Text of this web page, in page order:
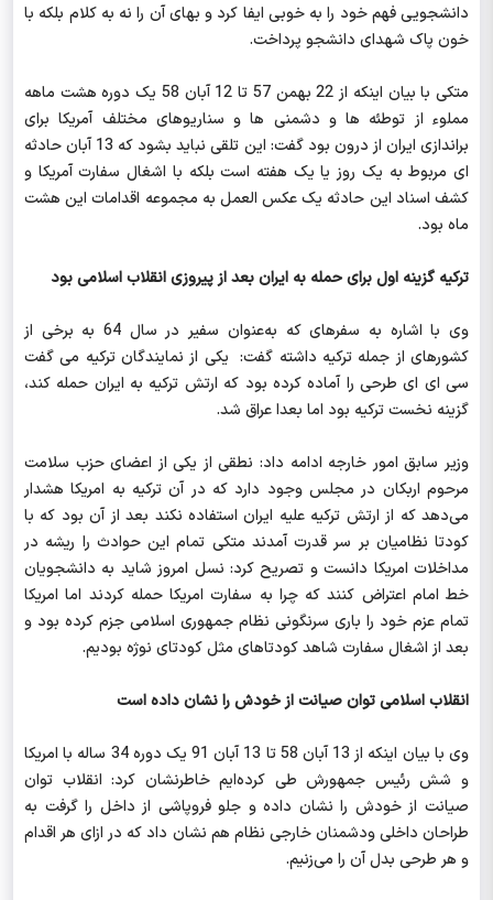
دانشجویی فهم خود را به خوبی ایفا کرد و بهای آن را نه به کلام بلکه با
خون پاک شهدای دانشجو پرداخت.
متکی با بیان اینکه از 22 بهمن 57 تا 12 آبان 58 یک دوره هشت ماهه
مملوء از توطئه ها و دشمنی ها و سناریوهای مختلف آمریکا برای
براندازی ایران از درون بود گفت: این تلقی نباید بشود که 13 آبان حادثه
ای مربوط به یک روز یا یک هفته است بلکه با اشغال سفارت آمریکا و
کشف اسناد این حادثه یک عکس العمل به مجموعه اقدامات این هشت
ماه بود.
ترکیه گزینه اول برای حمله به ایران بعد از پیروزی انقلاب اسلامی بود
وی با اشاره به سفرهای که به‌عنوان سفیر در سال 64 به برخی از
کشورهای از جمله ترکیه داشته گفت: یکی از نمایندگان ترکیه می گفت
سی ای ای طرحی را آماده کرده بود که ارتش ترکیه به ایران حمله کند،
گزینه نخست ترکیه بود اما بعدا عراق شد.
وزیر سابق امور خارجه ادامه داد: نطقی از یکی از اعضای حزب سلامت
مرحوم اربکان در مجلس وجود دارد که در آن ترکیه به امریکا هشدار
می‌دهد که از ارتش ترکیه علیه ایران استفاده نکند بعد از آن بود که با
کودتا نظامیان بر سر قدرت آمدند متکی تمام این حوادث را ریشه در
مداخلات امریکا دانست و تصریح کرد: نسل امروز شاید به دانشجویان
خط امام اعتراض کنند که چرا به سفارت امریکا حمله کردند اما امریکا
تمام عزم خود را باری سرنگونی نظام جمهوری اسلامی جزم کرده بود و
بعد از اشغال سفارت شاهد کودتاهای مثل کودتای نوژه بودیم.
انقلاب اسلامی توان صیانت از خودش را نشان داده است
وی با بیان اینکه از 13 آبان 58 تا 13 آبان 91 یک دوره 34 ساله با امریکا
و شش رئیس جمهورش طی کرده‌ایم خاطرنشان کرد: انقلاب توان
صیانت از خودش را نشان داده و جلو فروپاشی از داخل را گرفت به
طراحان داخلی ودشمنان خارجی نظام هم نشان داد که در ازای هر اقدام
و هر طرحی بدل آن را می‌زنیم.